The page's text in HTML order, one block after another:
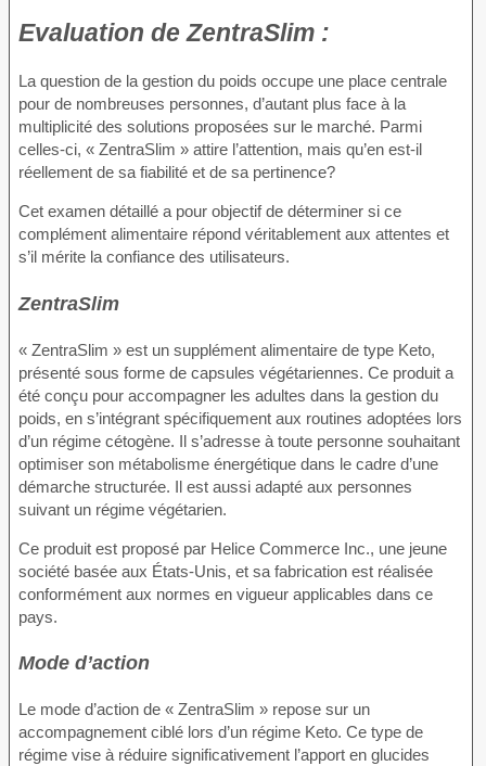
Evaluation deZentraSlim :
La question de la gestion du poids occupe une place centrale
pour de nombreuses personnes, d’autant plus face à la
multiplicité des solutions proposées sur le marché. Parmi
celles-ci, « ZentraSlim » attire l’attention, mais qu’en est-il
réellement de sa fiabilité et de sa pertinence?
Cet examen détaillé a pour objectif de déterminer si ce
complément alimentaire répond véritablement aux attentes et
s’il mérite la confiance des utilisateurs.
ZentraSlim
« ZentraSlim » est un supplément alimentaire de type Keto,
présenté sous forme de capsules végétariennes. Ce produit a
été conçu pour accompagner les adultes dans la gestion du
poids, en s’intégrant spécifiquement aux routines adoptées lors
d’un régime cétogène. Il s’adresse à toute personne souhaitant
optimiser son métabolisme énergétique dans le cadre d’une
démarche structurée. Il est aussi adapté aux personnes
suivant un régime végétarien.
Ce produit est proposé par Helice Commerce Inc., une jeune
société basée aux États-Unis, et sa fabrication est réalisée
conformément aux normes en vigueur applicables dans ce
pays.
Mode d’action
Le mode d’action de « ZentraSlim » repose sur un
accompagnement ciblé lors d’un régime Keto. Ce type de
régime vise à réduire significativement l’apport en glucides